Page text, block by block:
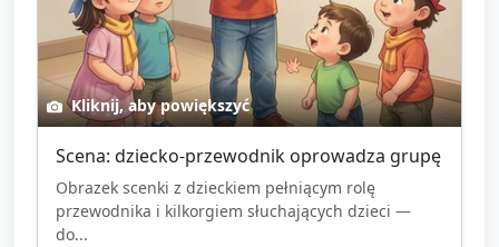
Kliknij, aby powiększyć
Scena: dziecko-przewodnik oprowadza grupę
Obrazek scenki z dzieckiem pełniącym rolę
przewodnika i kilkorgiem słuchających dzieci —
do...